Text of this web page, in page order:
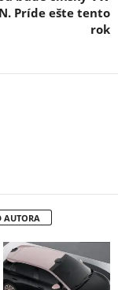
Príde ešte tento
rok
AUTORA